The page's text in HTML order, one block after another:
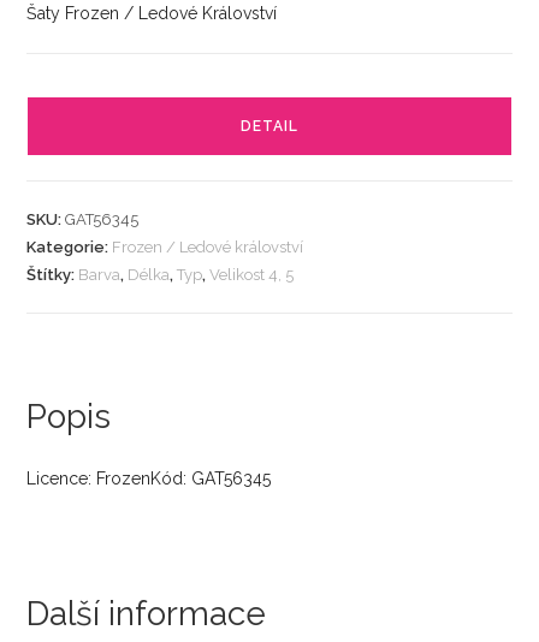
Šaty Frozen / Ledové Království
DETAIL
SKU:GAT56345
Kategorie: Frozen / Ledové království
Štítky: Barva, Délka,Typ,Velikost 4, 5
Popis
Licence: FrozenKód: GAT56345
Další informace